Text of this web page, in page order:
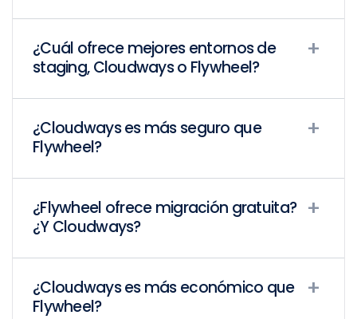
¿Cuál ofrece mejores entornos de
staging, Cloudways o Flywheel?
¿Cloudways es más seguro que
Flywheel?
¿Flywheel ofrece migración gratuita?
¿Y Cloudways?
¿Cloudways es más económico que
Flywheel?